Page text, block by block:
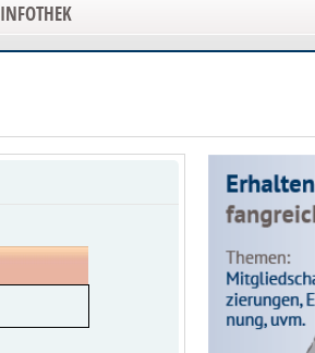
INFOTHEK